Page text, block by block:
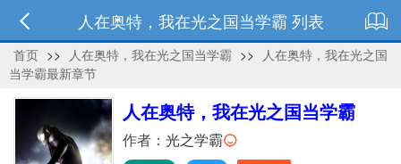
人在奥特，我在光之国当学霸 列表
首页 >> 人在奥特，我在光之国当学霸 >> 人在奥特，我在光之国
当学霸最新章节
人在奥特，我在光之国当学霸
作者： 光之学霸